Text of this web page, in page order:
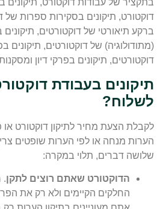
דוקטורט, תיקונים בסקירות ספרות של
ברקע תיאורטי של דוקטורטים,
(מתודולוגיה) של דוקטורטים, תיקונים
דוקטורטים, תיקונים בפרקי דיון
תיקונים בעבודת
לשלוח?
לקבלת הצעת מחיר לתיקון דוקטורט או
הערות מנחה או לפי הערות שופטים
שלושה דברים, תלוי במקרה:
הדוקטורט שאתם רוצים לתקן.
החלקים הקיימים ולא רק את